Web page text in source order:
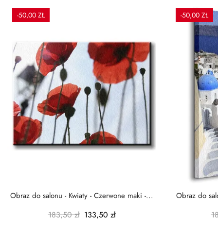
-50,00 ZŁ
Obraz do salonu - Kwiaty - Czerwone maki -...
183,50 zł 133,50 zł
-50,00 ZŁ
Obraz do